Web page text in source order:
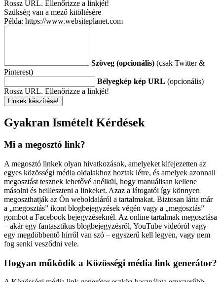
Rossz URL. Ellenőrizze a linkjét!
Szükség van a mező kitöltésére
Példa: https://www.websiteplanet.com
Szöveg (opcionális) (csak Twitter &
Pinterest)
Bélyegkép kép URL (opcionális)
Rossz URL. Ellenőrizze a linkjét!
Linkek készítése!
Gyakran Ismételt Kérdések
Mi a megosztó link?
A megosztó linkek olyan hivatkozások, amelyeket kifejezetten az
egyes közösségi média oldalakhoz hoztak létre, és amelyek azonnali
megosztást tesznek lehetővé anélkül, hogy manuálisan kellene
másolni és beilleszteni a linkeket. Azaz a látogatói így könnyen
megoszthatják az Ön weboldaláról a tartalmakat. Biztosan látta már
a „megosztás” ikont blogbejegyzések végén vagy a „megosztás”
gombot a Facebook bejegyzéseknél. Az online tartalmak megosztása
– akár egy fantasztikus blogbejegyzésről, YouTube videóról vagy
egy megdöbbentő hírről van szó – egyszerű kell legyen, vagy nem
fog senki vesződni vele.
Hogyan működik a Közösségi média link generátor?